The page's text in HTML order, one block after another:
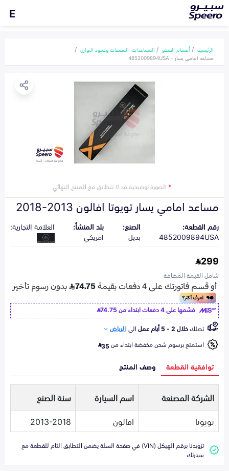
E
الرئيسية أقسام القطع
المساعدات، المقصات وعمود التوازن
مساعد امامي يسار - 4852009894USA
*الصورة توضيحية قد لا تتطابق مع المنتج النهائي
مساعد امامي يسار تويوتا افالون 2013-2018
رقم القطعة:
4852009894USA
الصنع:
بديل
بلد المنشأ:
امريكي
العلامة التجارية:
299
شامل القيمة المضافة
قسّمها على 4 دفعات ابتداء من
74.75
تصلكخلال 2 - 5 أيام عمل الى الرياض
استمتع برسوم شحن مخفضة ابتداء من35
توافقية القطعة وصف المنتج
الشركة المصنعة اسم السيارة
سنة الصنع
تويوتا
افالون 2013-2018
تزويدنا برقم الهيكل (VIN) في صفحة السلة يضمن التطابق التام للقطعة مع
سيارتك